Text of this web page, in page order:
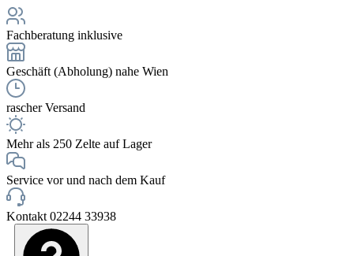
Fachberatung inklusive
Geschäft (Abholung) nahe Wien
rascher Versand
Mehr als 250 Zelte auf Lager
Service vor und nach dem Kauf
Kontakt 02244 33938